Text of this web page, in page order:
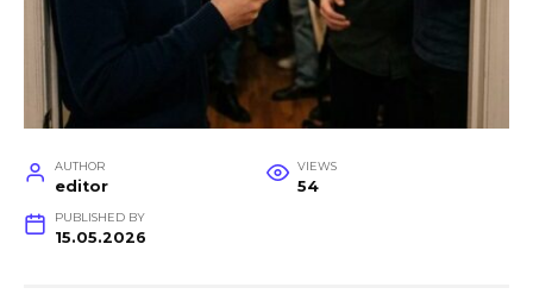
AUTHOR
editor
VIEWS
54
PUBLISHED BY
15.05.2026